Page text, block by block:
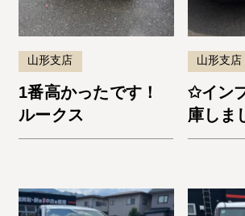
山形支店
1番高かったです！
ルークス
山形支店
✩イン
庫しま